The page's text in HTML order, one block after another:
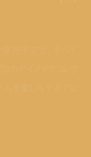
売予定で、すべて
アイメイクコレク